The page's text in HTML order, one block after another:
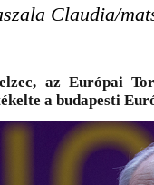
Claudia/
az Európai
a budapesti